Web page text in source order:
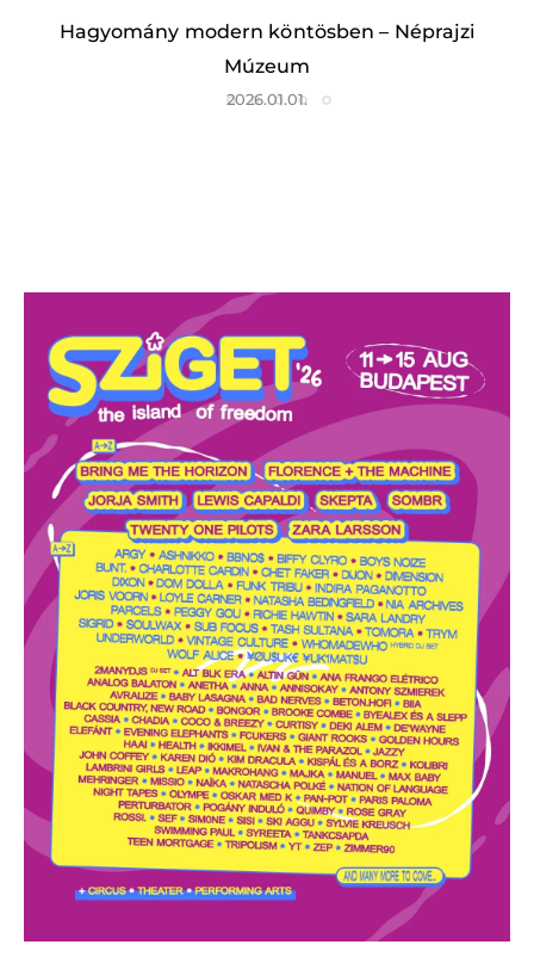
Hagyomány modern köntösben – Néprajzi
Múzeum
2026.01.01.